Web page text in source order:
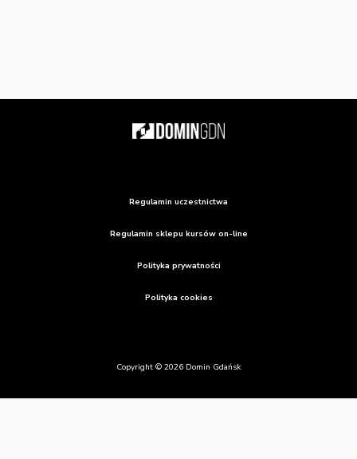
Regulamin uczestnictwa
Regulamin sklepu kursów on-line
Polityka prywatności
Polityka cookies
Copyright © 2026 Domin Gdańsk